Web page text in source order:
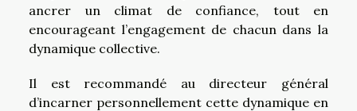
ancrer un climat de confiance, tout en
encourageant l’engagement de chacun dans la
dynamique collective.
Il est recommandé au directeur général
d’incarner personnellement cette dynamique en